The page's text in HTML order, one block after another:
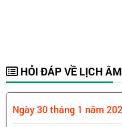
HỎI ĐÁP VỀ LỊCH
Ngày 30 tháng 1 năm